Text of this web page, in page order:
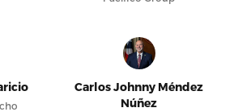
Carlos Johnny Méndez
Núñez